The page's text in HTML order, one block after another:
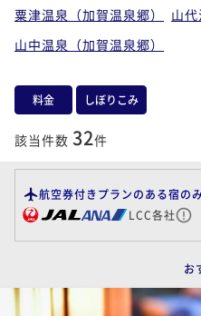
粟津温泉（加賀温泉郷）
山代
山中温泉（加賀温泉郷）
料金 しぼりこみ
該当件数 32件
航空券付きプランのある宿の
LCC各社
お